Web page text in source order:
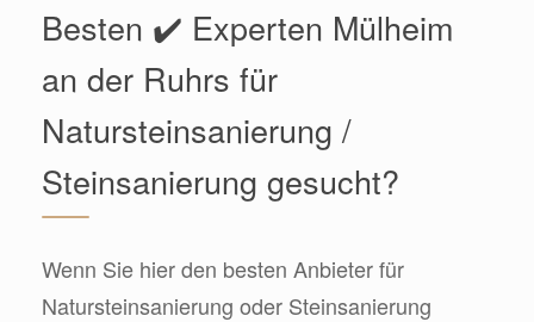
Besten ✔️ Experten Mülheim
an der Ruhrs für
Natursteinsanierung /
Steinsanierung gesucht?
Wenn Sie hier den besten Anbieter für
Natursteinsanierung oder Steinsanierung